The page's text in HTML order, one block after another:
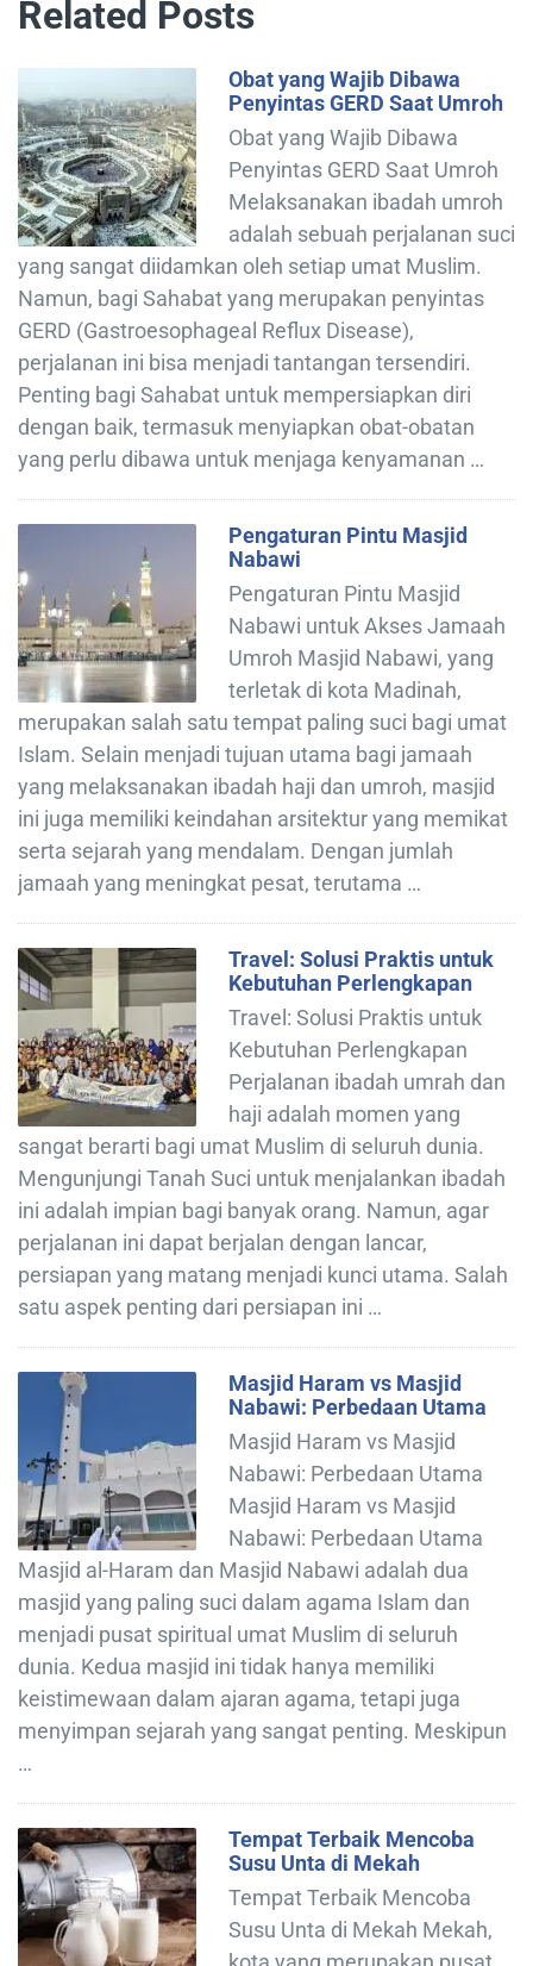
Related Posts
Obat yang Wajib Dibawa
Penyintas GERD Saat Umroh
Obat yang Wajib Dibawa
Penyintas GERD Saat Umroh
Melaksanakan ibadah umroh
adalah sebuah perjalanan suci
yang sangat diidamkan oleh setiap umat Muslim.
Namun, bagi Sahabat yang merupakan penyintas
GERD (Gastroesophageal Reflux Disease),
perjalanan ini bisa menjadi tantangan tersendiri.
Penting bagi Sahabat untuk mempersiapkan diri
dengan baik, termasuk menyiapkan obat-obatan
yang perlu dibawa untuk menjaga kenyamanan …
Pengaturan Pintu Masjid
Nabawi
Pengaturan Pintu Masjid
Nabawi untuk Akses Jamaah
Umroh Masjid Nabawi, yang
terletak di kota Madinah,
merupakan salah satu tempat paling suci bagi umat
Islam. Selain menjadi tujuan utama bagi jamaah
yang melaksanakan ibadah haji dan umroh, masjid
ini juga memiliki keindahan arsitektur yang memikat
serta sejarah yang mendalam. Dengan jumlah
jamaah yang meningkat pesat, terutama …
Travel: Solusi Praktis untuk
Kebutuhan Perlengkapan
Travel: Solusi Praktis untuk
Kebutuhan Perlengkapan
Perjalanan ibadah umrah dan
haji adalah momen yang
sangat berarti bagi umat Muslim di seluruh dunia.
Mengunjungi Tanah Suci untuk menjalankan ibadah
ini adalah impian bagi banyak orang. Namun, agar
perjalanan ini dapat berjalan dengan lancar,
persiapan yang matang menjadi kunci utama. Salah
satu aspek penting dari persiapan ini …
Masjid Haram vs Masjid
Nabawi: Perbedaan Utama
Masjid Haram vs Masjid
Nabawi: Perbedaan Utama
Masjid Haram vs Masjid
Nabawi: Perbedaan Utama
Masjid al-Haram dan Masjid Nabawi adalah dua
masjid yang paling suci dalam agama Islam dan
menjadi pusat spiritual umat Muslim di seluruh
dunia. Kedua masjid ini tidak hanya memiliki
keistimewaan dalam ajaran agama, tetapi juga
menyimpan sejarah yang sangat penting. Meskipun
…
Tempat Terbaik Mencoba
Susu Unta di Mekah
Tempat Terbaik Mencoba
Susu Unta di Mekah Mekah,